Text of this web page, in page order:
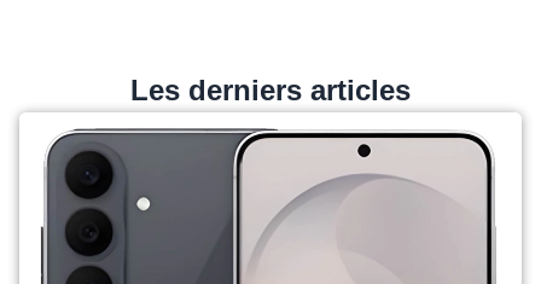
Les derniers articles